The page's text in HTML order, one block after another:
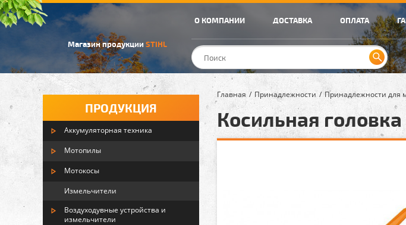
Магазин продукции STIHL
О КОМПАНИИ ДОСТАВКА ОПЛАТА
ПРОДУКЦИЯ
Аккумуляторная техника
Мотопилы
Мотокосы
Измельчители
Воздуходувные устройства и
измельчители
Главная Принадлежности Принадлежности для
Косильная